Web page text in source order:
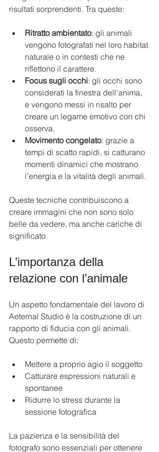
risultati sorprendenti. Tra queste:
Ritratto ambientato: gli animali
vengono fotografati nel loro habitat
naturale o in contesti che ne
riflettono il carattere.
Focus sugli occhi: gli occhi sono
considerati la finestra dell’anima,
e vengono messi in risalto per
creare un legame emotivo con chi
osserva.
Movimento congelato: grazie a
tempi di scatto rapidi, si catturano
momenti dinamici che mostrano
l’energia e la vitalità degli animali.
Queste tecniche contribuiscono a
creare immagini che non sono solo
belle da vedere, ma anche cariche di
significato.
L’importanza della
relazione con l’animale
Un aspetto fondamentale del lavoro di
Aeternal Studio è la costruzione di un
rapporto di fiducia con gli animali.
Questo permette di:
Mettere a proprio agio il soggetto
Catturare espressioni naturali e
spontanee
Ridurre lo stress durante la
sessione fotografica
La pazienza e la sensibilità del
fotografo sono essenziali per ottenere